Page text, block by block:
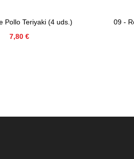
Pollo Teriyaki (4 uds.)
Precio
7,80 €
09 -